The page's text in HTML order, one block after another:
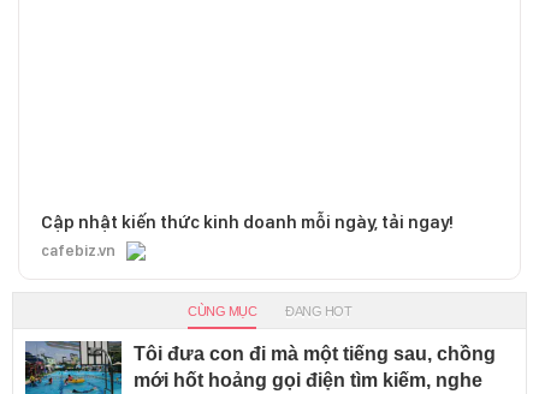
Cập nhật kiến thức kinh doanh mỗi ngày, tải ngay!
cafebiz.vn
CÙNG MỤC ĐANG HOT
Tôi đưa con đi mà một tiếng sau, chồng
mới hốt hoảng gọi điện tìm kiếm, nghe